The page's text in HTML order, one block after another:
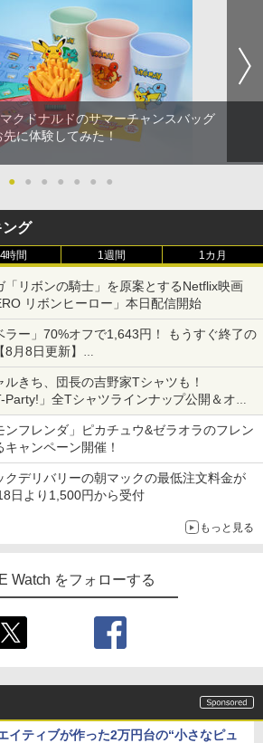
クドナルドのサマーチャンスバッグ
に体験してみた！
● ● ● ● ● ● ●
グ
時間 1週間 1カ月
「リボンの騎士」を原案とするNetflix映画
リボンヒーロー」本日配信開始
ラー」70%オフで1,643円！ もうすぐ終了の
月8日更新】
プでは「大神 絶景版」が67%オフで990円
きち、団長の吉野家Tシャツも！
Party!」全Tシャツラインナップ公開＆オン
ンフレンダ」ピカチュウ&ゼラオラのフレン
ャンペーン開催！
クデリバリーの朝マックの最低注文料金が
日より1,500円から受付
もっと見る
Watch をフォローする
イティブが作った2万円台の“小さなピュ